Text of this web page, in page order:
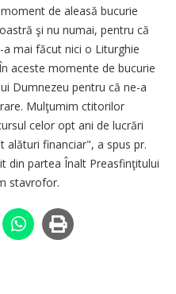
de aleasă bucurie
şi nu numai, pentru că
mai făcut nici o Liturghie
aceste momente de bucurie
Dumnezeu pentru că ne-a
Mulţumim ctitorilor
celor opt ani de lucrări
alături financiar", a spus pr.
din partea Înalt Preasfinţitului
stavrofor.